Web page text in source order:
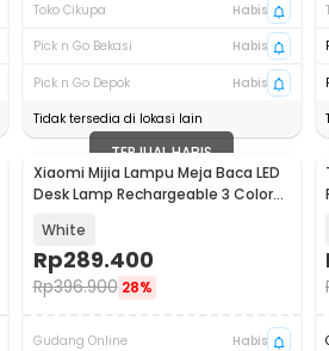
Toko Cikupa
Habis
Pick n Go Bekasi
Habis
Pick n Go Depok
Habis
Tidak tersedia di lokasi lain
TERJUAL HABIS
Xiaomi Mijia Lampu Meja Baca LED
Desk Lamp Rechargeable 3 Color
White
Rp289.400
Rp396.900 28%
Gudang Online
Habis